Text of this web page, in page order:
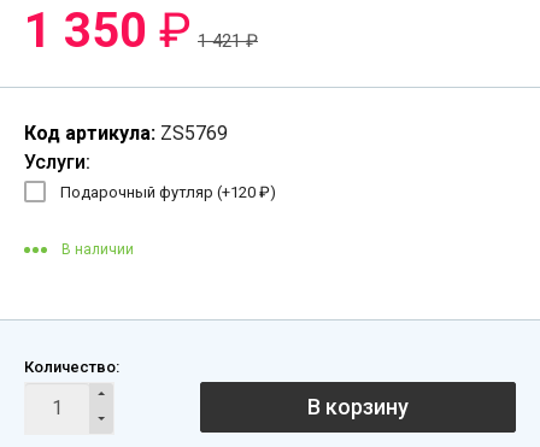
1 350 ₽ 1 421₽
Код артикула: ZS5769
Услуги:
Подарочный футляр (+120 ₽)
В наличии
Количество:
В корзину